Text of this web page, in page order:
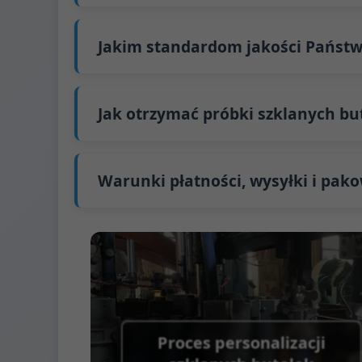
Wysyłka z Chin trwa około 30 dni do
Jakim standardom jakości
GB4806.5一2016 <Krajowy Standard
(WE) nr 1935/2004 Migracja metali
Jak otrzymać próbki szklanych
wysyłamy za pośrednictwem FedEx lub
Warunki płatności, wysyłki i
Obsługiwane metody płatności za koszty
Warunek wysyłki:
EXW, FOB, CFR, CIF
Warunki pakowania:
Palety +
Proces personalizacji